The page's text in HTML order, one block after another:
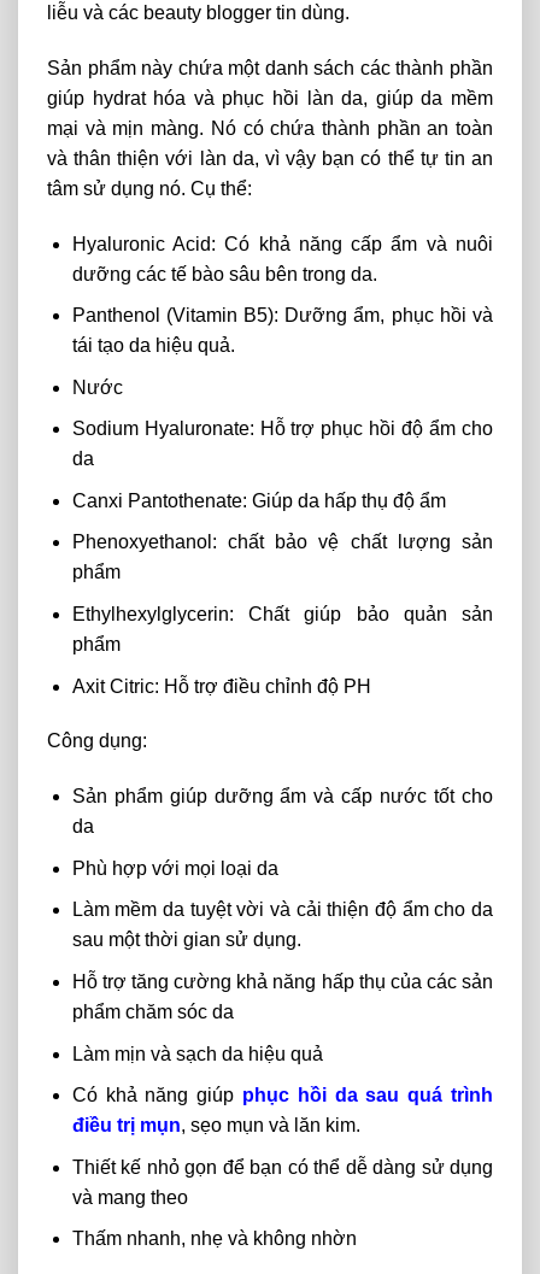
liễu và các beauty blogger tin dùng.
Sản phẩm này chứa một danh sách các thành phần
giúp hydrat hóa và phục hồi làn da, giúp da mềm
mại và mịn màng. Nó có chứa thành phần an toàn
và thân thiện với làn da, vì vậy bạn có thể tự tin an
tâm sử dụng nó. Cụ thể:
Hyaluronic Acid: Có khả năng cấp ẩm và nuôi
dưỡng các tế bào sâu bên trong da.
Panthenol (Vitamin B5): Dưỡng ẩm, phục hồi và
tái tạo da hiệu quả.
Nước
Sodium Hyaluronate: Hỗ trợ phục hồi độ ẩm cho
da
Canxi Pantothenate: Giúp da hấp thụ độ ẩm
Phenoxyethanol: chất bảo vệ chất lượng sản
phẩm
Ethylhexylglycerin: Chất giúp bảo quản sản
phẩm
Axit Citric: Hỗ trợ điều chỉnh độ PH
Công dụng:
Sản phẩm giúp dưỡng ẩm và cấp nước tốt cho
da
Phù hợp với mọi loại da
Làm mềm da tuyệt vời và cải thiện độ ẩm cho da
sau một thời gian sử dụng.
Hỗ trợ tăng cường khả năng hấp thụ của các sản
phẩm chăm sóc da
Làm mịn và sạch da hiệu quả
Có khả năng giúp phục hồi da sau quá trình
điều trị mụn, sẹo mụn và lăn kim.
Thiết kế nhỏ gọn để bạn có thể dễ dàng sử dụng
và mang theo
Thấm nhanh, nhẹ và không nhờn